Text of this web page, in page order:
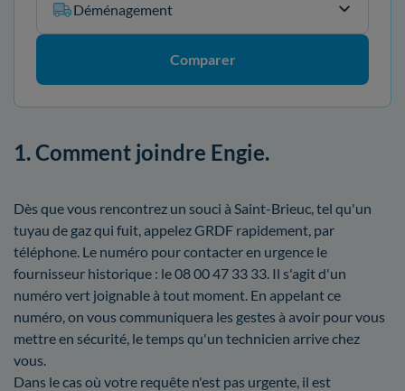
Déménagement
Comparer
1. Comment joindre Engie.
Dès que vous rencontrez un souci à Saint-Brieuc, tel qu'un
tuyau de gaz qui fuit, appelez GRDF rapidement, par
téléphone. Le numéro pour contacter en urgence le
fournisseur historique : le 08 00 47 33 33. Il s'agit d'un
numéro vert joignable à tout moment. En appelant ce
numéro, on vous communiquera les gestes à avoir pour vous
mettre en sécurité, le temps qu'un technicien arrive chez
vous.
Dans le cas où votre requête n'est pas urgente, il est